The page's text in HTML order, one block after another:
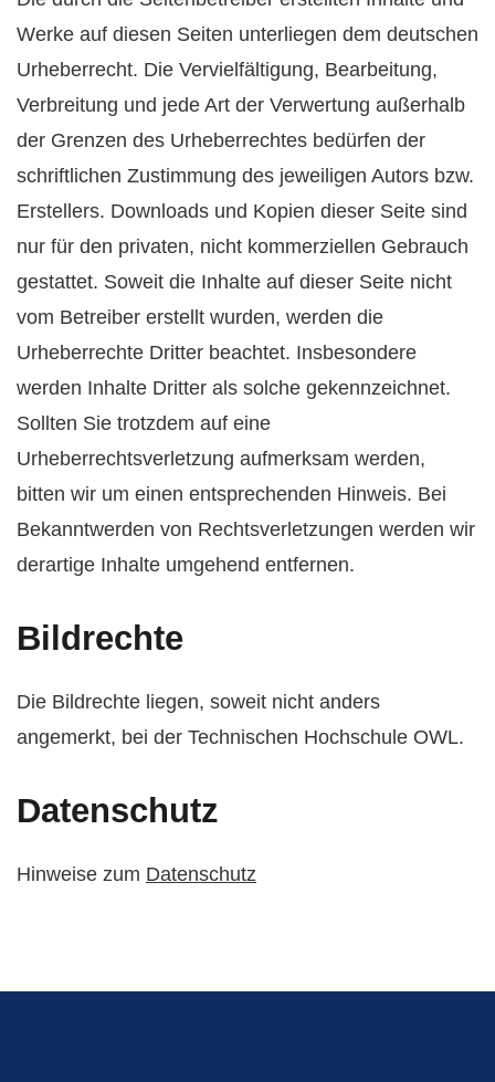
Werke auf diesen Seiten unterliegen dem deutschen
Urheberrecht. Die Vervielfältigung, Bearbeitung,
Verbreitung und jede Art der Verwertung außerhalb
der Grenzen des Urheberrechtes bedürfen der
schriftlichen Zustimmung des jeweiligen Autors bzw.
Erstellers. Downloads und Kopien dieser Seite sind
nur für den privaten, nicht kommerziellen Gebrauch
gestattet. Soweit die Inhalte auf dieser Seite nicht
vom Betreiber erstellt wurden, werden die
Urheberrechte Dritter beachtet. Insbesondere
werden Inhalte Dritter als solche gekennzeichnet.
Sollten Sie trotzdem auf eine
Urheberrechtsverletzung aufmerksam werden,
bitten wir um einen entsprechenden Hinweis. Bei
Bekanntwerden von Rechtsverletzungen werden wir
derartige Inhalte umgehend entfernen.
Bildrechte
Die Bildrechte liegen, soweit nicht anders
angemerkt, bei der Technischen Hochschule OWL.
Datenschutz
Hinweise zum Datenschutz